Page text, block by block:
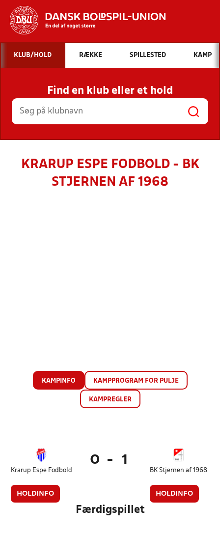
Hvad vil du søge efter?
INDHOLD OG NYHEDER
STILLINGER, RESULTATER, KLUBBER OG
HOLD
KLUB/HOLD RÆKKE SPILLESTED KAMP
Find en klub eller et hold
KRARUP ESPE FODBOLD - BK
STJERNEN AF 1968
KAMPINFO KAMPPROGRAM FOR PULJE
KAMPREGLER
Krarup Espe Fodbold
HOLDINFO
0 - 1
BK Stjernen af 1968
HOLDINFO
Færdigspillet